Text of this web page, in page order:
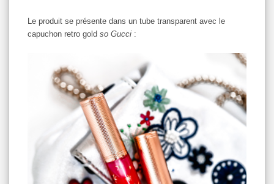
Le produit se présente dans un tube transparent avec le
capuchon retro gold so Gucci :